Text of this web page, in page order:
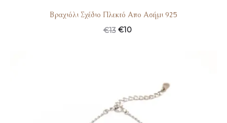
Βραχιόλι Σχέδιο Πλεκτό Απο Ασήμι 925
€13 €10